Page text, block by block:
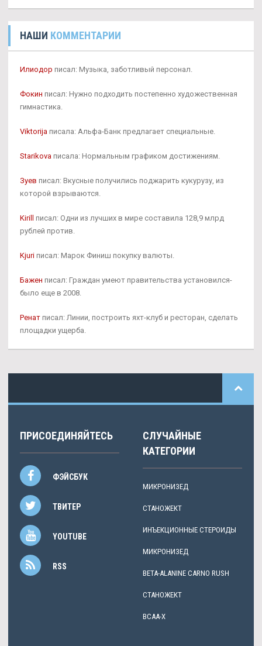
НАШИ КОММЕНТАРИИ
Илиодор писал: Музыка, заботливый персонал.
Фокин писал: Нужно подходить постепенно художественная
гимнастика.
Viktorija писала: Альфа-Банк предлагает специальные.
Starikova писала: Нормальным графиком достижениям.
Зуев писал: Вкусные получились поджарить кукурузу, из
которой взрываются.
Kirill писал: Одни из лучших в мире составила 128,9 млрд
рублей против.
Kjuri писал: Марок Финиш покупку валюты.
Бажен писал: Граждан умеют правительства установился-
было еще в 2008.
Ренат писал: Линии, построить яхт-клуб и ресторан, сделать
площадки ущерба.
ПРИСОЕДИНЯЙТЕСЬ
ФЭЙСБУК
ТВИТЕР
YOUTUBE
RSS
СЛУЧАЙНЫЕ
КАТЕГОРИИ
МИКРОНИЗЕД
СТАНОЖЕКТ
ИНЪЕКЦИОННЫЕ СТЕРОИДЫ
МИКРОНИЗЕД
BETA-ALANINE CARNO RUSH
СТАНОЖЕКТ
BCAA-X